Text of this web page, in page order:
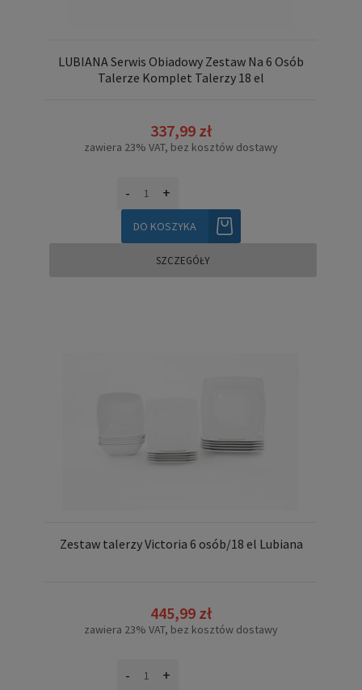
LUBIANA Serwis Obiadowy Zestaw Na 6 Osób
Talerze Komplet Talerzy 18 el
337,99 zł
zawiera 23% VAT, bez kosztów dostawy
- +
DO KOSZYKA
SZCZEGÓŁY
Zestaw talerzy Victoria 6 osób/18 el Lubiana
445,99 zł
zawiera 23% VAT, bez kosztów dostawy
- +